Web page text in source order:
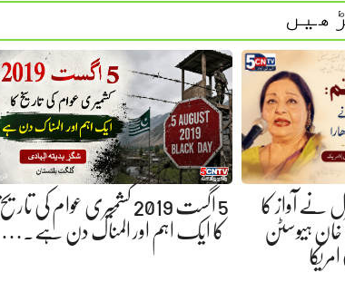
نے آواز کا
ہیوسٹن
5 اگست 2019 کشمیری عوام کی تاریخ
کا ایک اہم اور المناک دن ہے.…